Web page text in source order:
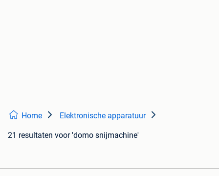
Home Elektronische apparatuur
21 resultaten voor 'domo snijmachine'